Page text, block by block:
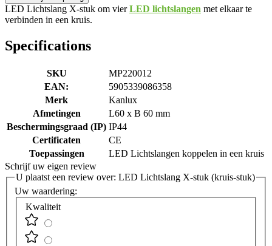
LED Lichtslang X-stuk om vierLED lichtslangen met elkaar te
verbinden in een kruis.
Specifications
SKU
MP220012
EAN:
5905339086358
Merk
Kanlux
Afmetingen
L60 x B 60 mm
Beschermingsgraad (IP) IP44
Certificaten
CE
Toepassingen
LED Lichtslangen koppelen in een kruis
Schrijf uw eigen review
U plaatst een review over: LED Lichtslang X-stuk (kruis-stuk)
Uw waardering:
Kwaliteit